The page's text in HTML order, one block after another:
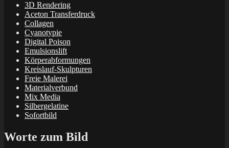
3D Rendering
Aceton Transferdruck
Collagen
Cyanotypie
Digital Poison
Emulsionslift
Körperabformungen
Kreislauf-Skulpturen
Freie Malerei
Materialverbund
Mix Media
Silbergelatine
Sofortbild
Worte zum Bild